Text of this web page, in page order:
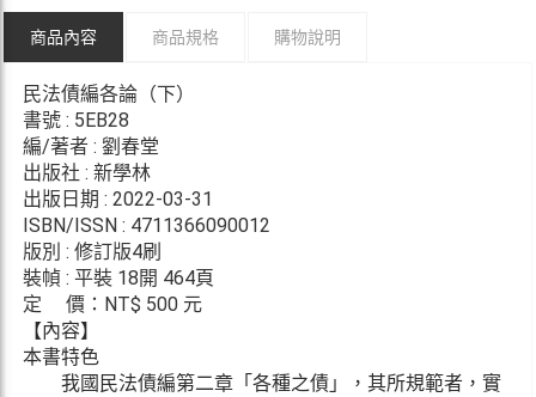
商品內容 商品規格 購物說明
民法債編各論（下）
書號 : 5EB28
編/著者 : 劉春堂
出版社 : 新學林
出版日期 : 2022-03-31
ISBN/ISSN : 4711366090012
版別 : 修訂版4刷
裝幀 : 平裝 18開 464頁
定 價：NT$ 500 元
【內容】
本書特色
我國民法債編第二章「各種之債」，其所規範者，實